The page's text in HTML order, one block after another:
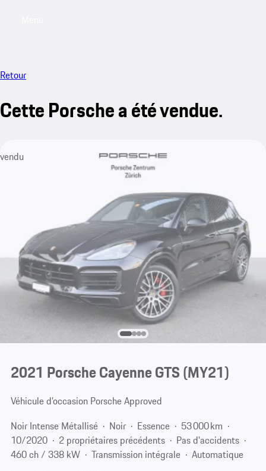
Retour
Cette Porsche a été vendue.
vendu
2021 Porsche Cayenne GTS (MY21)
Véhicule d’occasion Porsche Approved
Noir Intense Métallisé
Noir Essence
53 000 km
10/2020
2 propriétaires précédents
Pas d'accidents
460 ch / 338 kW
Transmission intégrale
Automatique